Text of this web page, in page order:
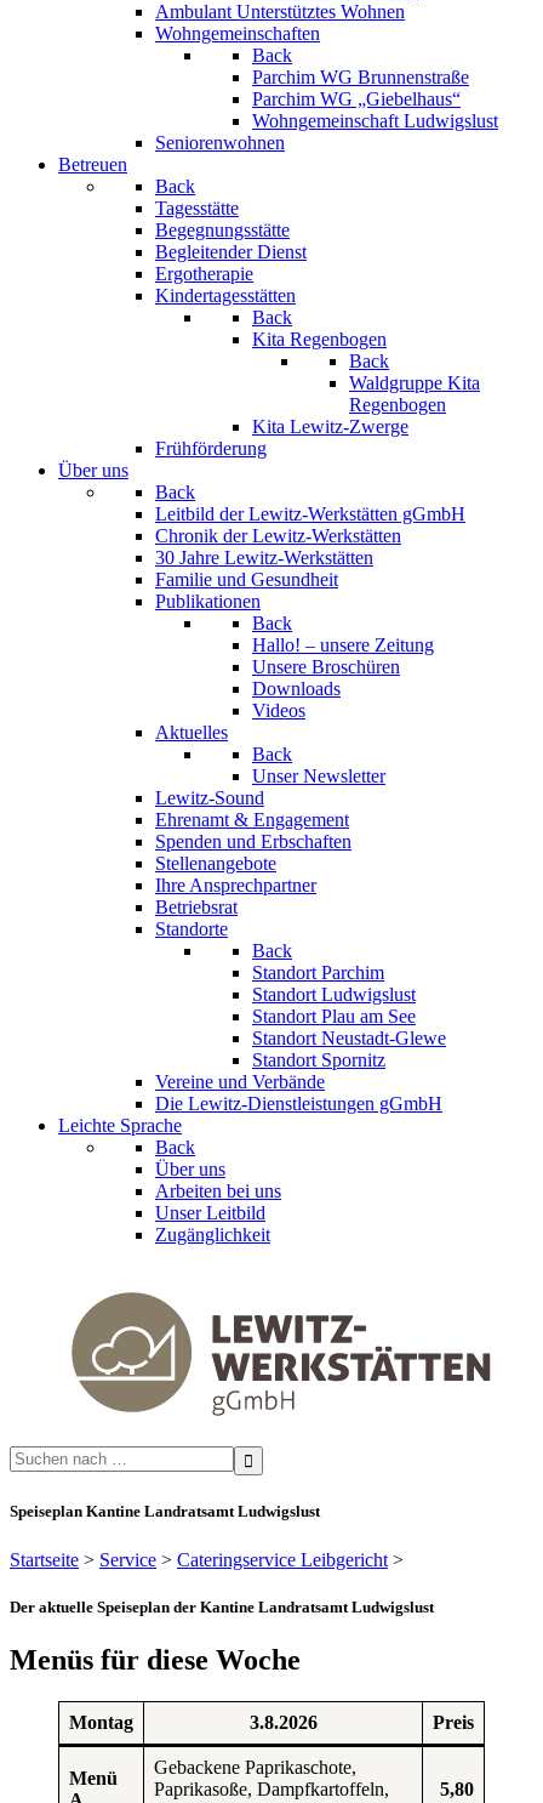
Ambulant Unterstütztes Wohnen
Wohngemeinschaften
Back
Parchim WG Brunnenstraße
Parchim WG „Giebelhaus“
Wohngemeinschaft Ludwigslust
Seniorenwohnen
Betreuen
Back
Tagesstätte
Begegnungsstätte
Begleitender Dienst
Ergotherapie
Kindertagesstätten
Back
Kita Regenbogen
Back
Waldgruppe Kita
Regenbogen
Kita Lewitz-Zwerge
Frühförderung
Über uns
Back
Leitbild der Lewitz-Werkstätten gGmbH
Chronik der Lewitz-Werkstätten
30 Jahre Lewitz-Werkstätten
Familie und Gesundheit
Publikationen
Back
Hallo! – unsere Zeitung
Unsere Broschüren
Downloads
Videos
Aktuelles
Back
Unser Newsletter
Lewitz-Sound
Ehrenamt & Engagement
Spenden und Erbschaften
Stellenangebote
Ihre Ansprechpartner
Betriebsrat
Standorte
Back
Standort Parchim
Standort Ludwigslust
Standort Plau am See
Standort Neustadt-Glewe
Standort Spornitz
Vereine und Verbände
Die Lewitz-Dienstleistungen gGmbH
Leichte Sprache
Back
Über uns
Arbeiten bei uns
Unser Leitbild
Zugänglichkeit
Search
for:
Speiseplan Kantine Landratsamt Ludwigslust
Startseite > Service > Cateringservice Leibgericht >
Der aktuelle Speiseplan der Kantine Landratsamt Ludwigslust
Menüs für diese Woche
Montag 3.8.2026 Preis
Menü
Gebackene Paprikaschote,
Paprikasoße, Dampfkartoffeln,
5,80